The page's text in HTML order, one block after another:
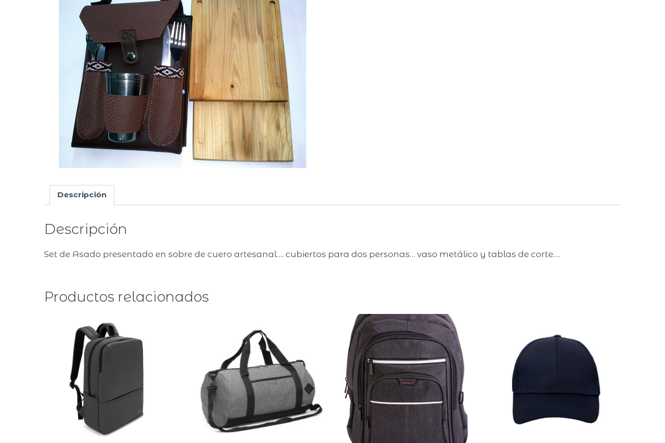
Descripción
Descripción
Set de Asado presentado en sobre de cuero artesanal…. cubiertos para dos personas… vaso metálico y tablas de corte….
Productos relacionados